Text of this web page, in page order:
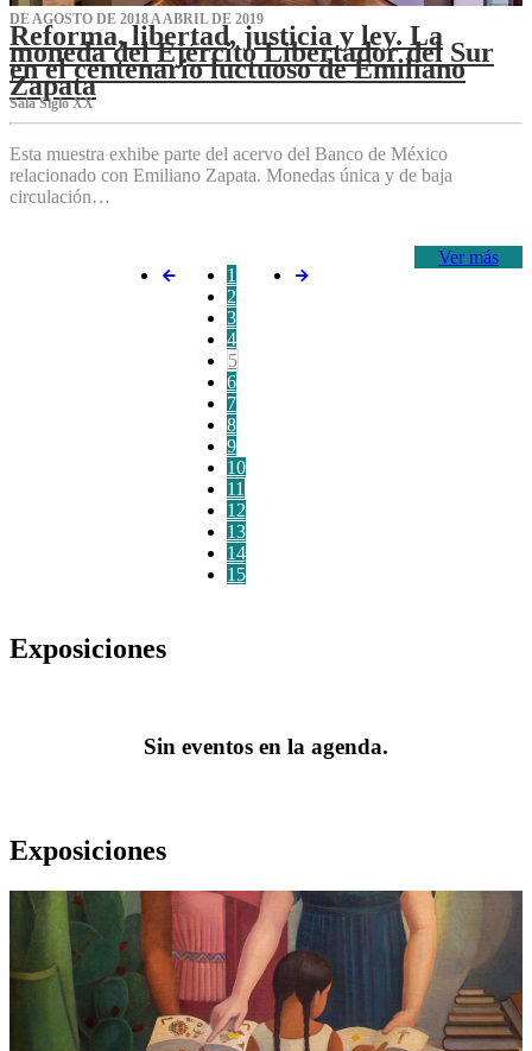
DE AGOSTO DE 2018 A ABRIL DE 2019
Reforma, libertad, justicia y ley. La
moneda del Ejército Libertador del Sur
en el centenario luctuoso de Emiliano
Zapata
Sala Siglo XX
Esta muestra exhibe parte del acervo del Banco de México
relacionado con Emiliano Zapata. Monedas única y de baja
circulación…
Ver más
1
2
3
4
5
6
7
8
9
10
11
12
13
14
15
Exposiciones
Sin eventos en la agenda.
Exposiciones